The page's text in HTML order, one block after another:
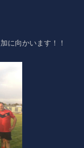
に向かいます！！